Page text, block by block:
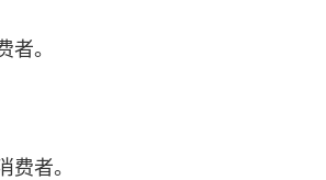
者。
费者。